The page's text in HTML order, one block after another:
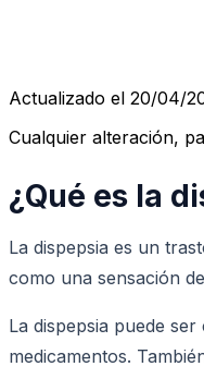
Actualizado el 20/04/
Cualquier alteración,
¿Qué es la
La dispepsia es un
como una sensación
La dispepsia puede
medicamentos.